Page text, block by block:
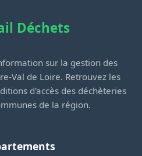
Déchets
sur la gestion des
Val de Loire. Retrouvez les
d'accès des déchèteries
de la région.